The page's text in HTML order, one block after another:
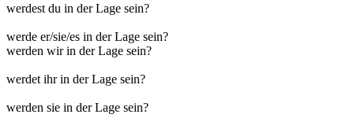
werdest du in der Lage sein?
werde er/sie/es in der Lage sein?
werden wir in der Lage sein?
werdet ihr in der Lage sein?
werden sie in der Lage sein?